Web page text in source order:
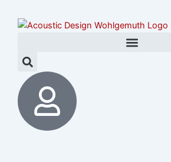
Inhalt
navigation